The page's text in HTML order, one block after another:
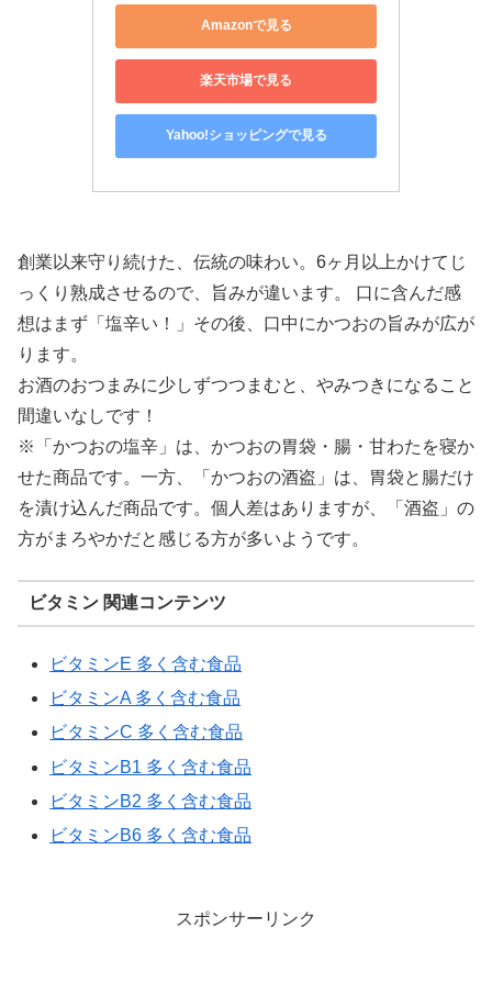
Amazonで見る
楽天市場で見る
Yahoo!ショッピングで見る
創業以来守り続けた、伝統の味わい。6ヶ月以上かけてじ
っくり熟成させるので、旨みが違います。 口に含んだ感
想はまず「塩辛い！」その後、口中にかつおの旨みが広が
ります。
お酒のおつまみに少しずつつまむと、やみつきになること
間違いなしです！
※「かつおの塩辛」は、かつおの胃袋・腸・甘わたを寝か
せた商品です。一方、「かつおの酒盗」は、胃袋と腸だけ
を漬け込んだ商品です。個人差はありますが、「酒盗」の
方がまろやかだと感じる方が多いようです。
ビタミン 関連コンテンツ
ビタミンE 多く含む食品
ビタミンA 多く含む食品
ビタミンC 多く含む食品
ビタミンB1 多く含む食品
ビタミンB2 多く含む食品
ビタミンB6 多く含む食品
スポンサーリンク